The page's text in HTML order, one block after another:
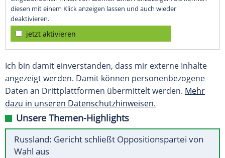
diesen mit einem Klick anzeigen lassen und auch wieder
deaktivieren.
jetzt aktivieren
Ich bin damit einverstanden, dass mir externe Inhalte
angezeigt werden. Damit können personenbezogene
Daten an Drittplattformen übermittelt werden. Mehr
dazu in unseren Datenschutzhinweisen.
Unsere Themen-Highlights
Russland: Gericht schließt Oppositionspartei von
Wahl aus